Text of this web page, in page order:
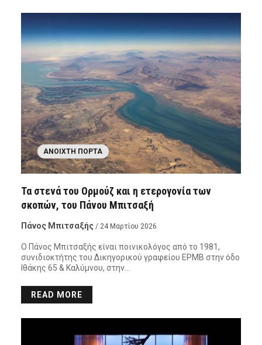
ΑΝΟΙΧΤΉ ΠΌΡΤΑ
Τα στενά του Ορμούζ και η ετερογονία των
σκοπών, του Πάνου Μπιτσαξή
Πάνος Μπιτσαξής / 24 Μαρτίου 2026
Ο Πάνος Μπιτσαξής είναι ποινικολόγος από το 1981,
συνιδιοκτήτης του Δικηγορικού γραφείου ΕΡΜΒ στην όδο
Ιθάκης 65 & Καλύμνου, στην…
READ MORE